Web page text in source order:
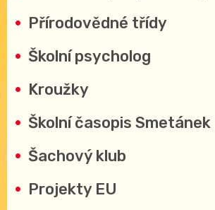
Přírodovědné třídy
Školní psycholog
Kroužky
Školní časopis Smetánek
Šachový klub
Projekty EU